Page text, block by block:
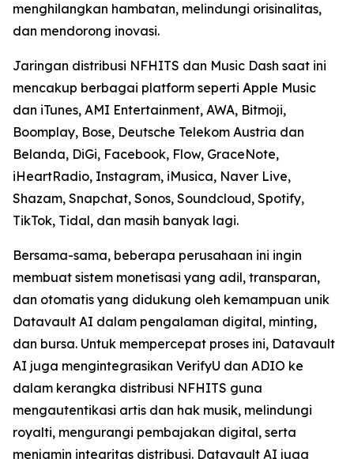
menghilangkan hambatan, melindungi orisinalitas,
dan mendorong inovasi.
Jaringan distribusi NFHITS dan Music Dash saat ini
mencakup berbagai platform seperti Apple Music
dan iTunes, AMI Entertainment, AWA, Bitmoji,
Boomplay, Bose, Deutsche Telekom Austria dan
Belanda, DiGi, Facebook, Flow, GraceNote,
iHeartRadio, Instagram, iMusica, Naver Live,
Shazam, Snapchat, Sonos, Soundcloud, Spotify,
TikTok, Tidal, dan masih banyak lagi.
Bersama-sama, beberapa perusahaan ini ingin
membuat sistem monetisasi yang adil, transparan,
dan otomatis yang didukung oleh kemampuan unik
Datavault AI dalam pengalaman digital, minting,
dan bursa. Untuk mempercepat proses ini, Datavault
AI juga mengintegrasikan VerifyU dan ADIO ke
dalam kerangka distribusi NFHITS guna
mengautentikasi artis dan hak musik, melindungi
royalti, mengurangi pembajakan digital, serta
menjamin integritas distribusi. Datavault AI juga